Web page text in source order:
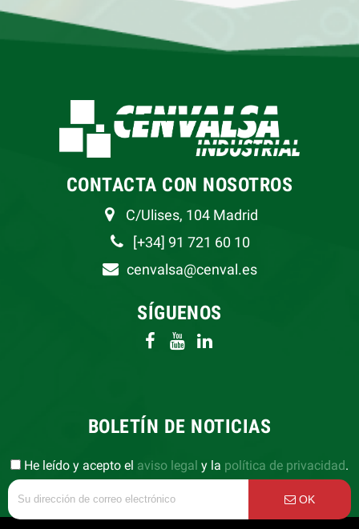
CONTACTA CON NOSOTROS
C/Ulises, 104 Madrid
[+34] 91 721 60 10
cenvalsa@cenval.es
SÍGUENOS
BOLETÍN DE NOTICIAS
He leído y acepto el aviso legal y la política de privacidad.
OK